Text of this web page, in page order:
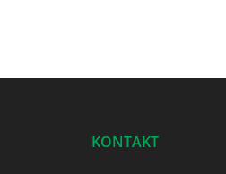
KONTAKT